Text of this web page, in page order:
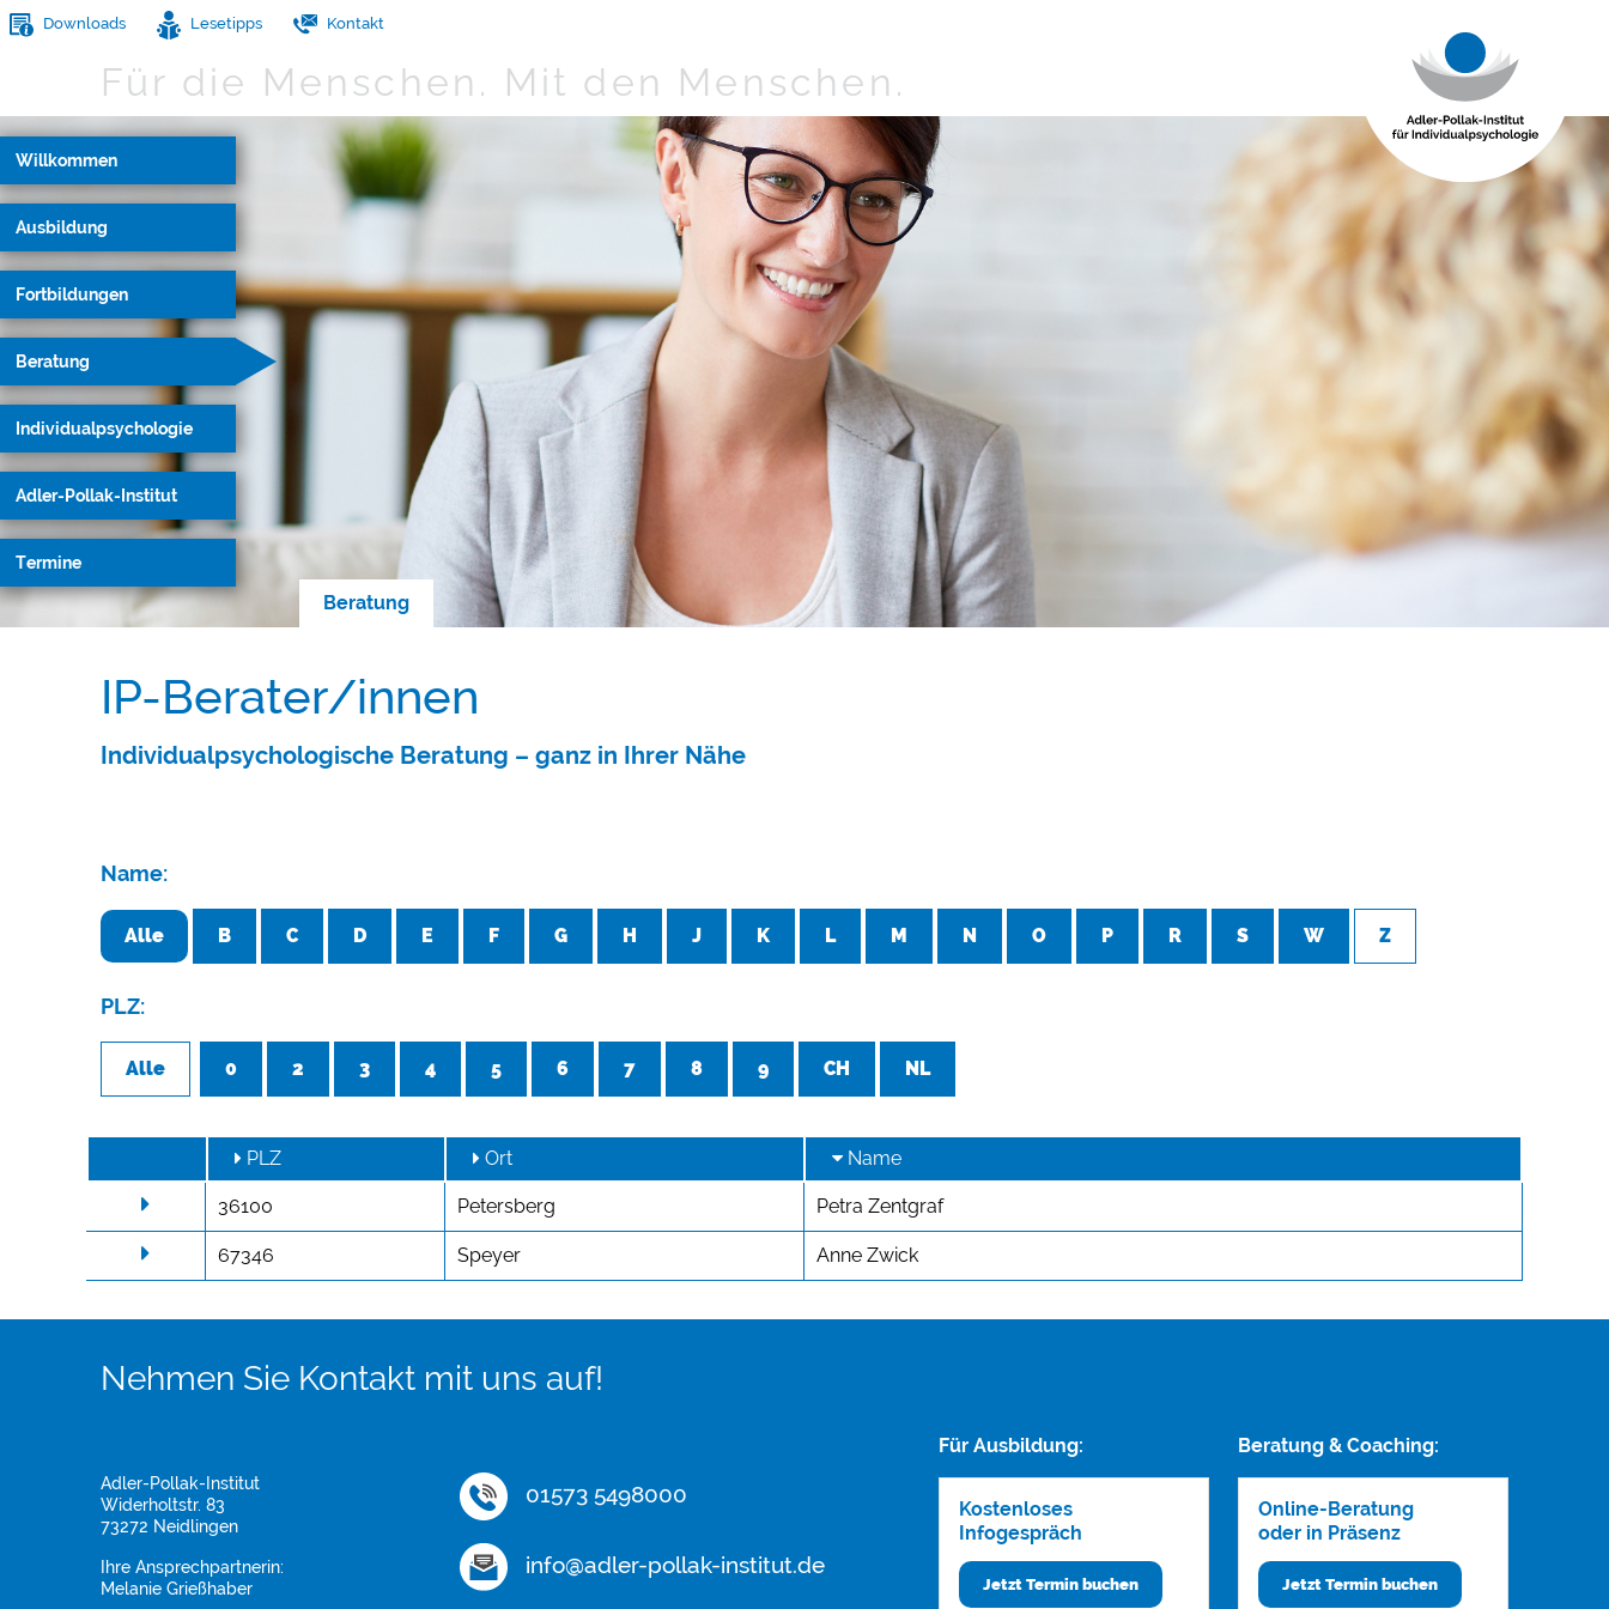
Downloads Lesetipps Kontakt
Für die Menschen. Mit den Menschen.
Willkommen
Ausbildung
Fortbildungen
Beratung
Individualpsychologie
Adler-Pollak-Institut
Termine
Beratung
IP-Berater/innen
Individualpsychologische Beratung – ganz in Ihrer Nähe
Name:
Alle B C D E F G H J K L M N O P R S W Z
PLZ:
Alle 0 2 3 4 5 6 7 8 9 CH NL
PLZ Ort Name
36100 Petersberg Petra Zentgraf
67346 Speyer Anne Zwick
Nehmen Sie Kontakt mit uns auf!
Adler-Pollak-Institut
Widerholtstr. 83
73272 Neidlingen
Ihre Ansprechpartnerin:
Melanie Grießhaber
01573 5498000
info@adler-pollak-institut.de
Für Ausbildung:
Kostenloses
Infogespräch
Jetzt Termin buchen
Beratung & Coaching:
Online-Beratung
oder in Präsenz
Jetzt Termin buchen